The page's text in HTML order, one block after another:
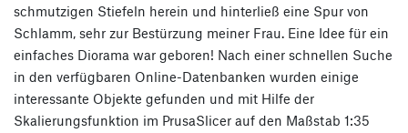
schmutzigen Stiefeln herein und hinterließ eine Spur von
Schlamm, sehr zur Bestürzung meiner Frau. Eine Idee für ein
einfaches Diorama war geboren! Nach einer schnellen Suche
in den verfügbaren Online-Datenbanken wurden einige
interessante Objekte gefunden und mit Hilfe der
Skalierungsfunktion im PrusaSlicer auf den Maßstab 1:35